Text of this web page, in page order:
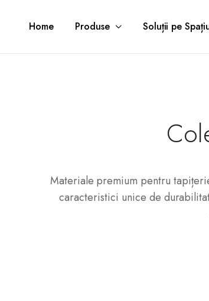
Home Produse Soluții pe
Materiale premium pentru
caracteristici unice de